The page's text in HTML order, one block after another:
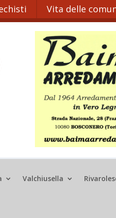
Vita delle
Valchiusella